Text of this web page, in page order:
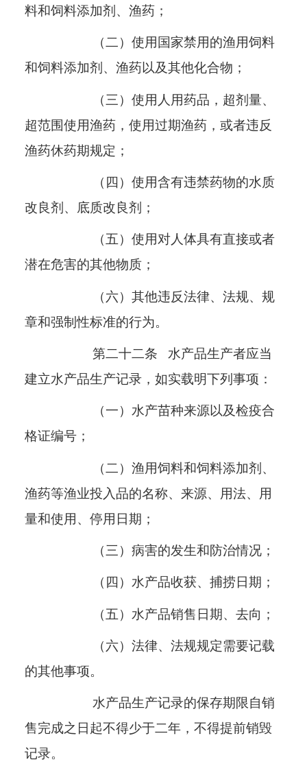
料和饲料添加剂、渔药；
（二）使用国家禁用的渔用饲料
和饲料添加剂、渔药以及其他化合物；
（三）使用人用药品，超剂量、
超范围使用渔药，使用过期渔药，或者违反
渔药休药期规定；
（四）使用含有违禁药物的水质
改良剂、底质改良剂；
（五）使用对人体具有直接或者
潜在危害的其他物质；
（六）其他违反法律、法规、规
章和强制性标准的行为。
第二十二条 水产品生产者应当
建立水产品生产记录，如实载明下列事项：
（一）水产苗种来源以及检疫合
格证编号；
（二）渔用饲料和饲料添加剂、
渔药等渔业投入品的名称、来源、用法、用
量和使用、停用日期；
（三）病害的发生和防治情况；
（四）水产品收获、捕捞日期；
（五）水产品销售日期、去向；
（六）法律、法规规定需要记载
的其他事项。
水产品生产记录的保存期限自销
售完成之日起不得少于二年，不得提前销毁
记录。